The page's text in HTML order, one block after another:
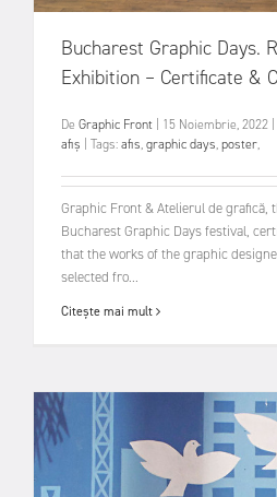
Bucharest Graphic Days.
Exhibition – Certificate &
De Graphic Front 15 Noiembrie, 2022
afiș
Tags:afis,graphic days,poster,
Graphic Front & Atelierul de grafică,
Bucharest Graphic Days festival,
that the works of the graphic
selected fro...
Citește mai mult